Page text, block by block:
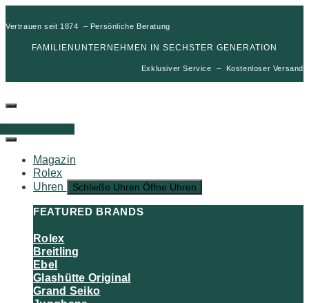
Vertrauen seit 1874 – Persönliche Beratung
FAMILIENUNTERNEHMEN IN SECHSTER GENERATION
Exklusiver Service – Kostenloser Versand
Magazin
Rolex
Uhren
Schließe Uhren Öffne Uhren
FEATURED BRANDS
Rolex
Breitling
Ebel
Glashütte Original
Grand Seiko